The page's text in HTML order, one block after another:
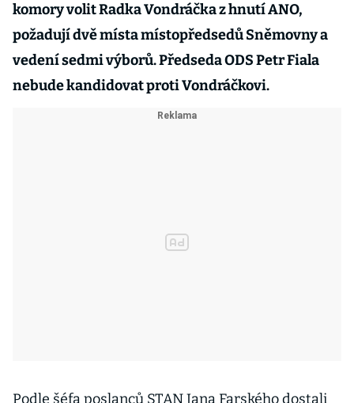
komory volit Radka Vondráčka z hnutí ANO,
požadují dvě místa místopředsedů Sněmovny a
vedení sedmi výborů. Předseda ODS Petr Fiala
nebude kandidovat proti Vondráčkovi.
Podle šéfa poslanců STAN Jana Farského dostali